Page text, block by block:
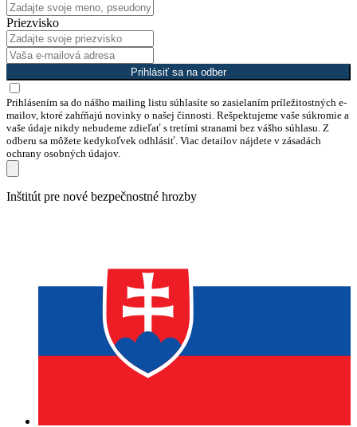
Priezvisko
Prihlásiť sa na odber
Prihlásením sa do nášho mailing listu súhlasíte so zasielaním príležitostných e-
mailov, ktoré zahŕňajú novinky o našej činnosti. Rešpektujeme vaše súkromie a
vaše údaje nikdy nebudeme zdieľať s tretími stranami bez vášho súhlasu. Z
odberu sa môžete kedykoľvek odhlásiť. Viac detailov nájdete v zásadách
ochrany osobných údajov.
na
Inštitút pre nové bezpečnostné hrozby